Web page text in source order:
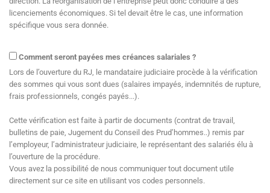
licenciements économiques. Si tel devait être le cas, une information
spécifique vous sera donnée.
Comment seront payées mes créances salariales ?
Lors de l’ouverture du RJ, le mandataire judiciaire procède à la vérification
des sommes qui vous sont dues (salaires impayés, indemnités de rupture,
frais professionnels, congés payés...).
Cette vérification est faite à partir de documents (contrat de travail,
bulletins de paie, Jugement du Conseil des Prud’hommes..) remis par
l’employeur, l’administrateur judiciaire, le représentant des salariés élu à
l’ouverture de la procédure.
Vous avez la possibilité de nous communiquer tout document utile
directement sur ce site en utilisant vos codes personnels.